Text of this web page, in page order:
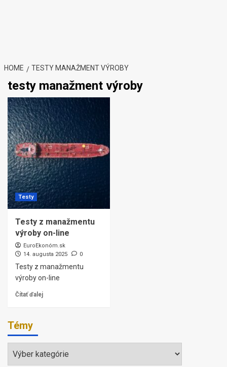
HOME TESTY MANAŽMENT VÝROBY
testy manažment výroby
Testy
Testy z manažmentu
výroby on-line
EuroEkonóm.sk
14. augusta 2025
0
Testy z manažmentu
výroby on-line
Čítať ďalej
Témy
Témy